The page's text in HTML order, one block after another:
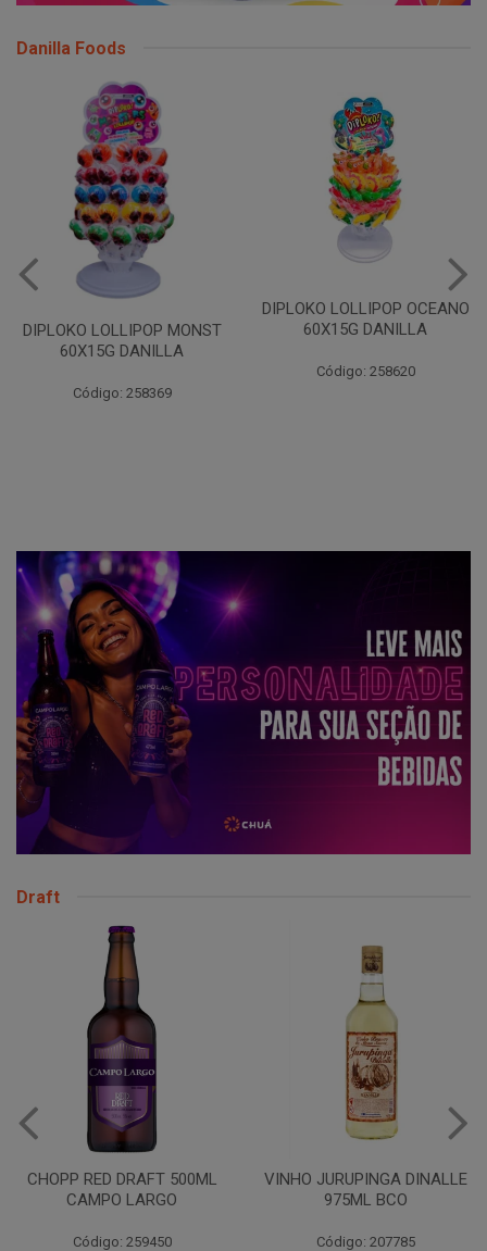
Danilla Foods
DIPLOKO LOLLIPOP MONST
60X15G DANILLA
Código: 258369
DIPLOKO LOLLIPOP OCEANO
60X15G DANILLA
Código: 258620
Draft
CHOPP RED DRAFT 500ML
CAMPO LARGO
Código: 259450
VINHO JURUPINGA DINALLE
975ML BCO
Código: 207785